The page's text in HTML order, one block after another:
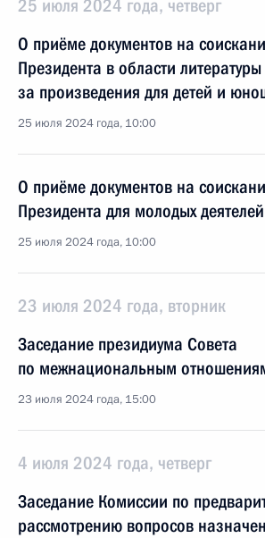
25 июля 2024 года, четверг
О приёме документов на
Президента в области литературы
за произведения для детей и
25 июля 2024 года, 10:00
О приёме документов на
Президента для молодых
25 июля 2024 года, 10:00
23 июля 2024 года, вторник
Заседание президиума Совета
по межнациональным
23 июля 2024 года, 15:00
4 июля 2024 года, четверг
Заседание Комиссии по
рассмотрению вопросов